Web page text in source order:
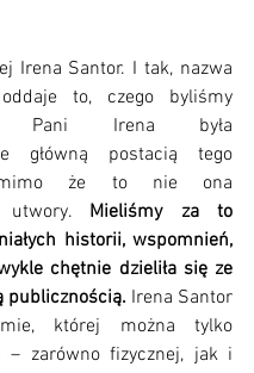
Irena Santor. I tak, nazwa
to, czego byliśmy
Pani Irena była
główną postacią tego
mimo że to nie ona
utwory. Mieliśmy za to
historii, wspomnień,
chętnie dzieliła się ze
publicznością. Irena Santor
której można tylko
– zarówno fizycznej, jak i